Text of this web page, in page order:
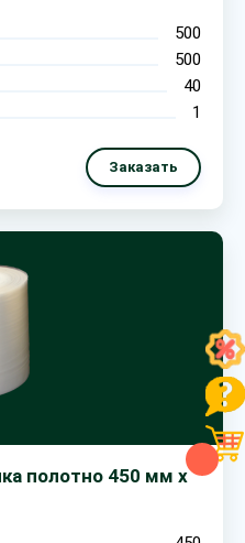
500
500
40
1
Заказать
полотно 450 мм х